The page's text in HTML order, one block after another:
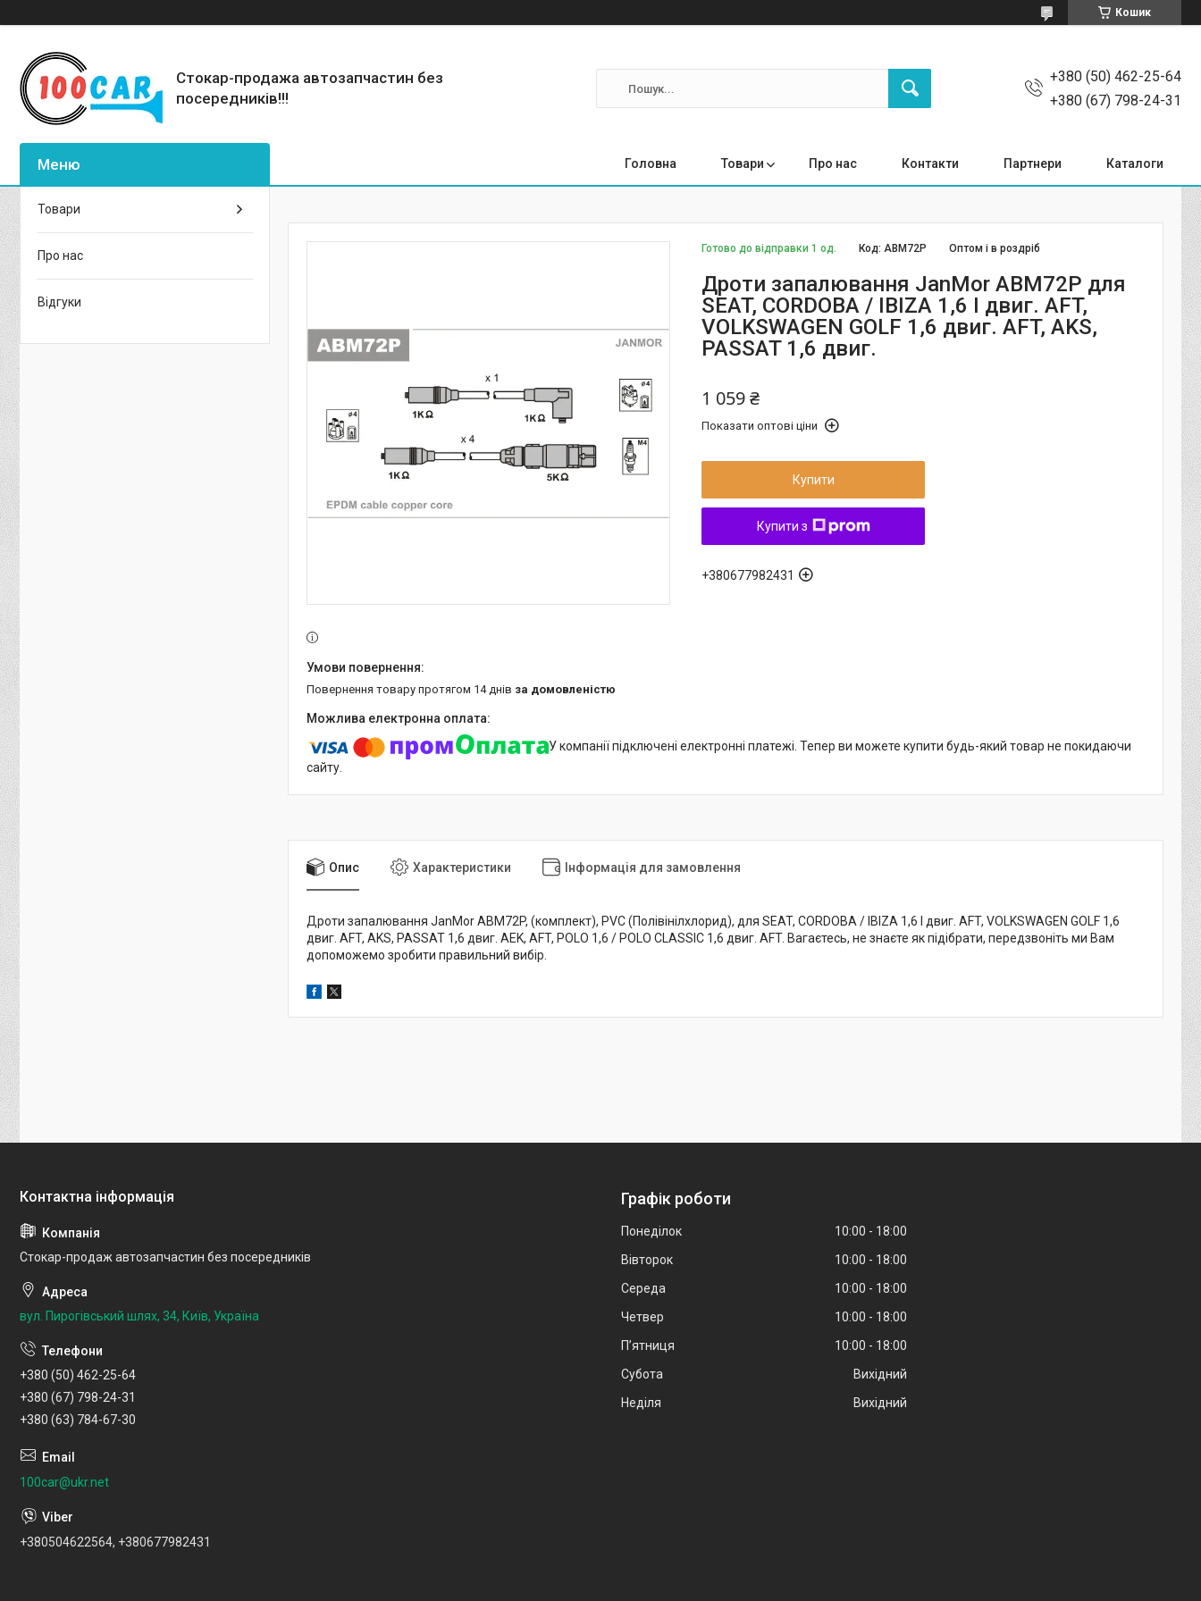
Кошик
Стокар-продажа автозапчастин без
посередників!!!
+380 (50) 462-25-64
+380 (67) 798-24-31
Головна Товари Про нас Контакти Партнери Каталоги
Готово до відправки 1 од. Оптом і в роздріб
Код:ABM72P
Дроти запалювання JanMor ABM72P для
SEAT, CORDOBA / IBIZA 1,6 I двиг. AFT,
VOLKSWAGEN GOLF 1,6 двиг. AFT, AKS,
PASSAT 1,6 двиг.
1 059 ₴
Показати оптові ціни
Купити
Купити з
+380677982431
повернення товару протягом 14 днів за домовленістю
У компанії підключені електронні платежі. Тепер ви можете купити будь-який товар не покидаючи
сайту.
Опис Характеристики Інформація для замовлення
Дроти запалювання JanMor ABM72P, (комплект), PVC (Полівінілхлорид), для SEAT, CORDOBA / IBIZA 1,6 I двиг. AFT, VOLKSWAGEN GOLF 1,6
двиг. AFT, AKS, PASSAT 1,6 двиг. AEK, AFT, POLO 1,6 / POLO CLASSIC 1,6 двиг. AFT. Вагаєтесь, не знаєте як підібрати, передзвоніть ми Вам
допоможемо зробити правильний вибір.
Товари
Про нас
Відгуки
Стокар-продаж автозапчастин без посередників
вул. Пирогівський шлях, 34, Київ, Україна
+380 (50) 462-25-64
+380 (67) 798-24-31
+380 (63) 784-67-30
100car@ukr.net
+380504622564, +380677982431
Графік роботи
Понеділок 10:00
18:00
Вівторок
10:00
18:00
Середа
10:00
18:00
Четвер
10:00
18:00
Пʼятниця
10:00
18:00
Субота
Вихідний
Неділя
Вихідний